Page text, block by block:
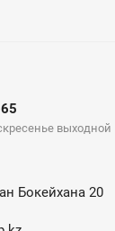
выходной
Бокейхана 20